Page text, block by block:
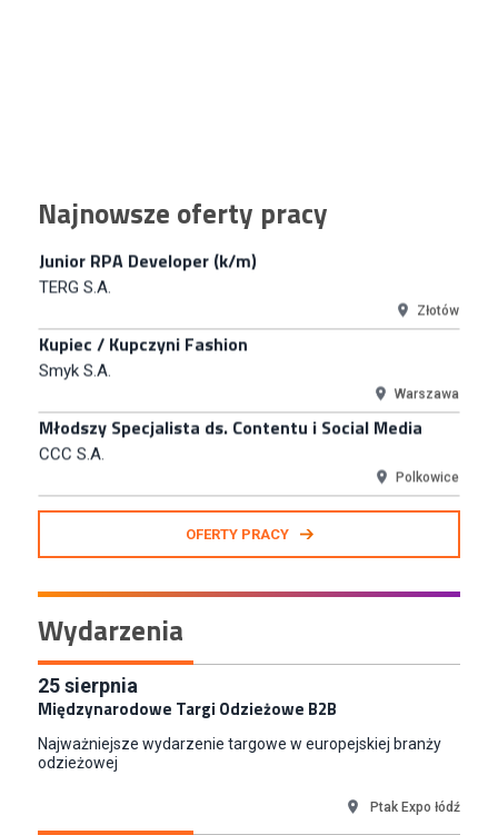
Najnowsze oferty pracy
TERG S.A.
Kupiec / Kupczyni Fashion
Smyk S.A.
Warszawa
Młodszy Specjalista ds. Contentu i Social Media
CCC S.A.
Polkowice
Specjalista ds. Rozwoju Systemów IT (km)
N2H Sp. z o.o.
Kraków
Zastępca Kierownika Salonu CH Riviera (m/k)
Specjalista/tka ds. Utrzymania Ruchu
W.Kruk
Key Account Manager Meble
Empik
Młodszy Specjalista ds. Sprzedaży B2B (K/M/N)
Warszawa
OFERTY PRACY
Wydarzenia
25sierpnia
Międzynarodowe Targi Odzieżowe B2B
Najważniejsze wydarzenie targowe w europejskiej branży
odzieżowej
Ptak Expo łódź